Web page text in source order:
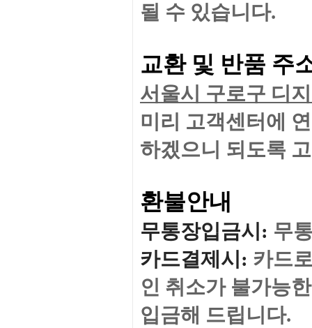
될 수 있습니다.
교환 및 반품 주
서울시 구로구 디
미리 고객센터에
하겠으니 되도록
환불안내
무통장입금시 : 무
카드결제시 : 카드
인 취소가 불가능
입금해 드립니다.